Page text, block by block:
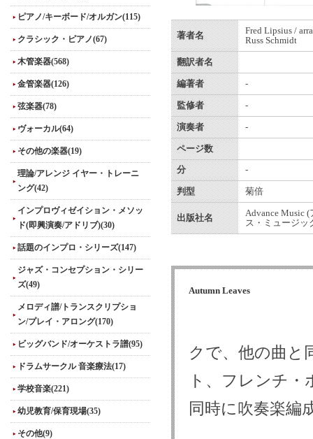
ピアノ/キーボード/オルガン(115)
クラシック・ピアノ(67)
木管楽器(568)
金管楽器(126)
弦楽器(78)
ヴォーカル(64)
その他の楽器(19)
理論/アレンジ イヤー・トレーニ
ング(42)
インプロヴィゼイション・メソッ
ド(即興演奏/アドリブ)(30)
話題のインプロ・シリーズ(147)
ジャズ・コンセプション・シリー
ズ(49)
メロディ譜/トランスクリプショ
ン/プレイ・アロング(170)
ビッグバンド/オーケストラ譜(95)
ドラムサークル 音楽療法(17)
学校音楽(221)
幼児教育/保育現場(35)
その他(9)
著者名
Fred Lipsius /
Russ Schmidt
翻訳者名
編著者 -
監修者 -
演奏者 -
ページ数
分 -
判型 菊倍
出版社名
Advance Music (
ス・ミュージッ
Autumn Leaves
クで、他の曲と
ト、フレンチ
同時に吹奏楽編